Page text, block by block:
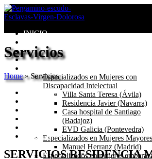
INICIO
Valores
Misión
Especializados en Mujeres con
Discapacidad Intelectual
Villa Santa Teresa (Ávila)
Residencia Javier (Navarra)
Casa hospital de Santiago
(Badajoz)
EVD Galicia (Pontevedra)
Especializados en Mujeres Mayores
Manuel Herranz (Madrid)
Especializados en mujeres
Servicios
Home»Servicios
Petelos-Mos
Instalaciones
Contacto
SERVICIOS RESIDENCIA